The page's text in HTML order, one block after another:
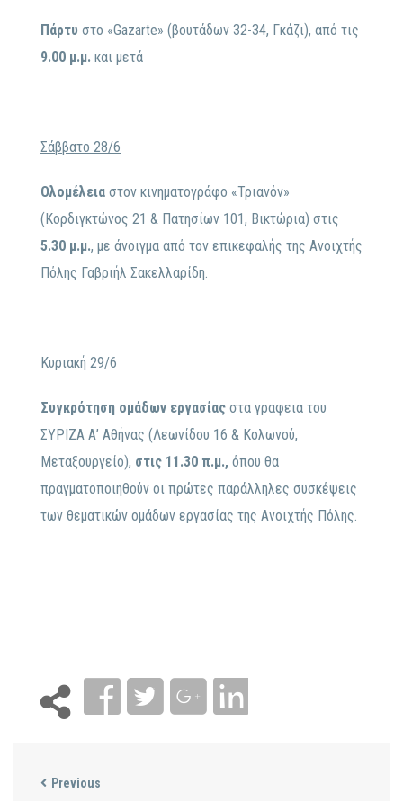
Πάρτυ στο «Gazarte» (βουτάδων 32-34, Γκάζι), από τις
9.00 μ.μ. και μετά
Σάββατο 28/6
Ολομέλεια στον κινηματογράφο «Τριανόν»
(Κορδιγκτώνος 21 & Πατησίων 101, Βικτώρια) στις
5.30 μ.μ., με άνοιγμα από τον επικεφαλής της Ανοιχτής
Πόλης Γαβριήλ Σακελλαρίδη.
Κυριακή 29/6
Συγκρότηση ομάδων εργασίας στα γραφεια του
ΣΥΡΙΖΑ Α’ Αθήνας (Λεωνίδου 16 & Κολωνού,
Μεταξουργείο), στις 11.30 π.μ., όπου θα
πραγματοποιηθούν οι πρώτες παράλληλες συσκέψεις
των θεματικών ομάδων εργασίας της Ανοιχτής Πόλης.
Previous